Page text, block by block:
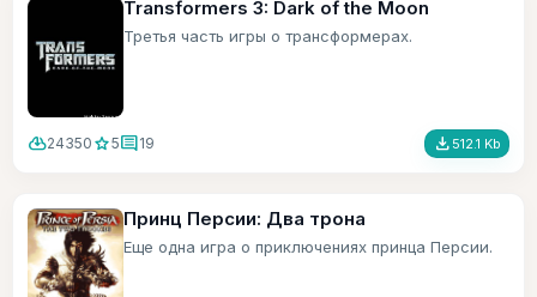
Transformers 3: Dark of the Moon
Третья часть игры о трансформерах.
cloud_download24350 star5comment19 file_download 512.1 Kb
Принц Персии: Два трона
Еще одна игра о приключениях принца Персии.